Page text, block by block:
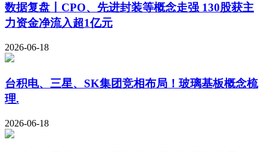
数据复盘丨CPO、先进封装等概念走强 130股获主
力资金净流入超1亿元
2026-06-18
台积电、三星、SK集团竞相布局！玻璃基板概念梳
理.
2026-06-18